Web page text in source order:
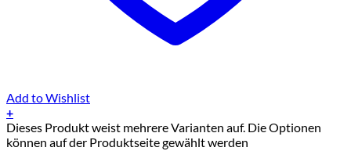
Add to Wishlist
+
Dieses Produkt weist mehrere Varianten auf. Die Optionen
können auf der Produktseite gewählt werden